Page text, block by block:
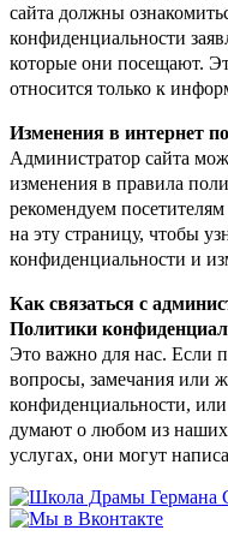
сайта должны
конфиденциальности
которые они посещают.
относится только к
Изменения в интернет
Администратор сайта
изменения в правила
рекомендуем
на эту страницу, чтобы
конфиденциальности и
Как связаться с
Политики
Это важно для нас. Если
вопросы, замечания или
конфиденциальности,
думают о любом из
услугах, они могут